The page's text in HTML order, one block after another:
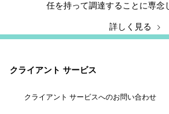
任を持って調達することに専念
詳しく見る
クライアント サービス
クライアント サービスへのお問い合わせ